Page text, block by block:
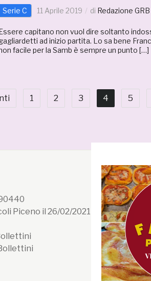
Serie C 11 Aprile 2019 di Redazione GRB
capitano non vuol dire soltanto
ad inizio partita. Lo sa bene
facile per la Samb è sempre un punto […]
1 2 3 4 5
Piceno il 26/02/2021 n. 199/2021